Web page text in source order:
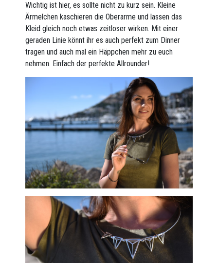
Wichtig ist hier, es sollte nicht zu kurz sein. Kleine
Ärmelchen kaschieren die Oberarme und lassen das
Kleid gleich noch etwas zeitloser wirken. Mit einer
geraden Linie könnt ihr es auch perfekt zum Dinner
tragen und auch mal ein Häppchen mehr zu euch
nehmen. Einfach der perfekte Allrounder!